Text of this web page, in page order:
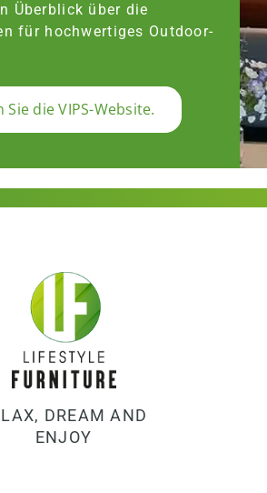
Überblick über die
für hochwertiges Outdoor-
Sie die VIPS-Website.
DREAM AND
ENJOY